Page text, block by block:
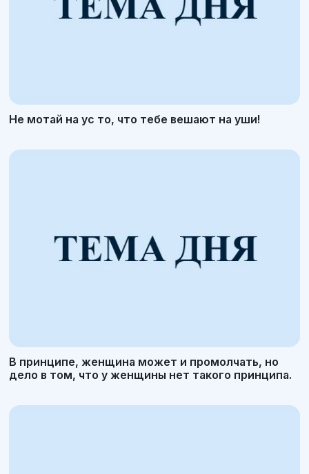
Не мотай на ус то, что тебе вешают на уши!
В принципе, женщина может и промолчать, но
дело в том, что у женщины нет такого принципа.